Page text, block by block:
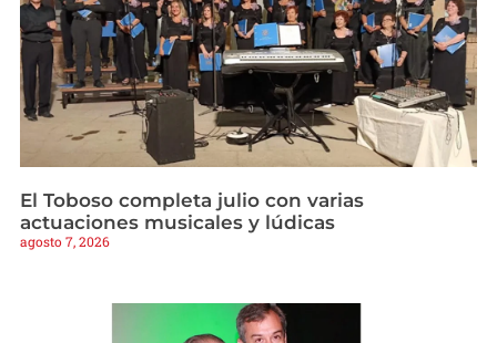
El Toboso completa julio con varias
actuaciones musicales y lúdicas
agosto 7, 2026